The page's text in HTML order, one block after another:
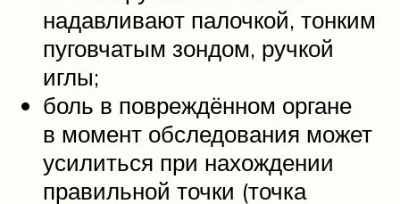
надавливают палочкой, тонким
пуговчатым зондом, ручкой
иглы;
боль в повреждённом органе
в момент обследования может
усилиться при нахождении
правильной точки (точка